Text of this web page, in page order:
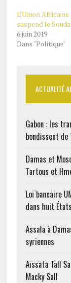
L’Union Africaine
suspend le
6 juin 2019
Dans "Politique"
ACTUALITÉ
Gabon : les
bondissent de
Damas et
Tartous et
Loi bancaire
dans huit États
Assala à
syriennes
Aïssata Tall
Macky Sall